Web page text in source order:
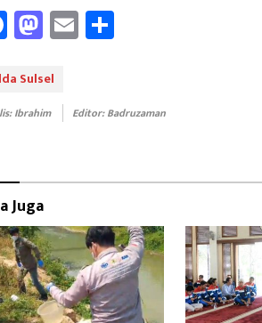
Fa
ce
b
oo
M
as
to
d
E
m
Sulsel
Ibrahim Editor: Badruzaman
Juga